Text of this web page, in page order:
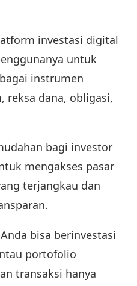
investasi digital
untuk
instrumen
reksa dana, obligasi,
bagi investor
mengakses pasar
terjangkau dan
bisa berinvestasi
portofolio
transaksi hanya